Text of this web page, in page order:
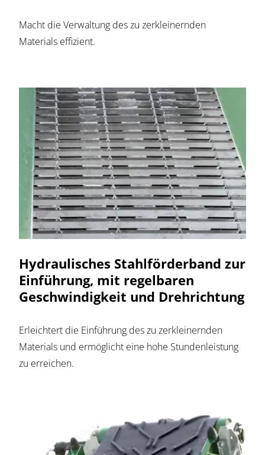
Macht die Verwaltung des zu zerkleinernden
Materials effizient.
Hydraulisches Stahlförderband zur
Einführung, mit regelbaren
Geschwindigkeit und Drehrichtung
Erleichtert die Einführung des zu zerkleinernden
Materials und ermöglicht eine hohe Stundenleistung
zu erreichen.